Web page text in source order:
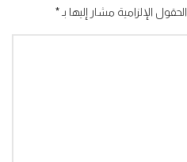
الحقول الإلزامية مشار إليها بـ *